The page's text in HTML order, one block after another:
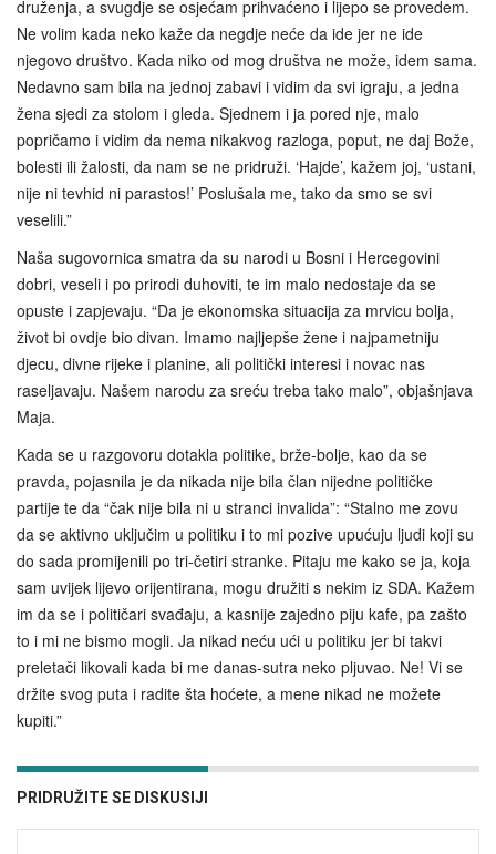
druženja, a svugdje se osjećam prihvaćeno i lijepo se provedem.
Ne volim kada neko kaže da negdje neće da ide jer ne ide
njegovo društvo. Kada niko od mog društva ne može, idem sama.
Nedavno sam bila na jednoj zabavi i vidim da svi igraju, a jedna
žena sjedi za stolom i gleda. Sjednem i ja pored nje, malo
popričamo i vidim da nema nikakvog razloga, poput, ne daj Bože,
bolesti ili žalosti, da nam se ne pridruži. ‘Hajde’, kažem joj, ‘ustani,
nije ni tevhid ni parastos!’ Poslušala me, tako da smo se svi
veselili.”
Naša sugovornica smatra da su narodi u Bosni i Hercegovini
dobri, veseli i po prirodi duhoviti, te im malo nedostaje da se
opuste i zapjevaju. “Da je ekonomska situacija za mrvicu bolja,
život bi ovdje bio divan. Imamo najljepše žene i najpametniju
djecu, divne rijeke i planine, ali politički interesi i novac nas
raseljavaju. Našem narodu za sreću treba tako malo”, objašnjava
Maja.
Kada se u razgovoru dotakla politike, brže-bolje, kao da se
pravda, pojasnila je da nikada nije bila član nijedne političke
partije te da “čak nije bila ni u stranci invalida”: “Stalno me zovu
da se aktivno uključim u politiku i to mi pozive upućuju ljudi koji su
do sada promijenili po tri-četiri stranke. Pitaju me kako se ja, koja
sam uvijek lijevo orijentirana, mogu družiti s nekim iz SDA. Kažem
im da se i političari svađaju, a kasnije zajedno piju kafe, pa zašto
to i mi ne bismo mogli. Ja nikad neću ući u politiku jer bi takvi
preletači likovali kada bi me danas-sutra neko pljuvao. Ne! Vi se
držite svog puta i radite šta hoćete, a mene nikad ne možete
kupiti.”
PRIDRUŽITE SE DISKUSIJI